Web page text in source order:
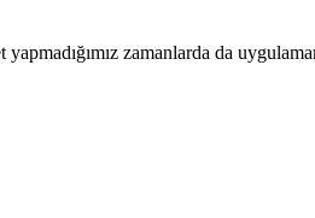
zamanlarda da